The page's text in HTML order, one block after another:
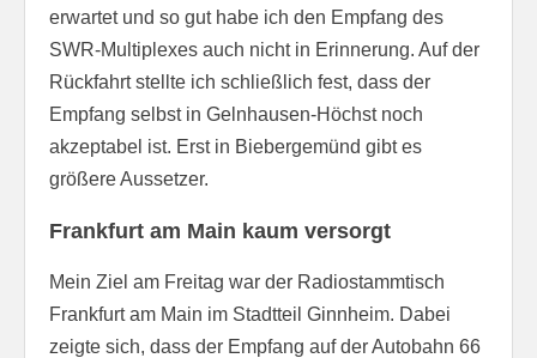
erwartet und so gut habe ich den Empfang des
SWR-Multiplexes auch nicht in Erinnerung. Auf der
Rückfahrt stellte ich schließlich fest, dass der
Empfang selbst in Gelnhausen-Höchst noch
akzeptabel ist. Erst in Biebergemünd gibt es
größere Aussetzer.
Frankfurt am Main kaum versorgt
Mein Ziel am Freitag war der Radiostammtisch
Frankfurt am Main im Stadtteil Ginnheim. Dabei
zeigte sich, dass der Empfang auf der Autobahn 66